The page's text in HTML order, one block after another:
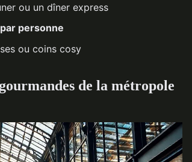
ou un dîner express
personne
ou coins cosy
de la métropole